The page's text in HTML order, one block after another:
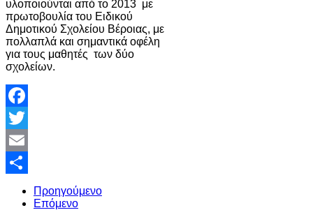
υλοποιούνται από το 2013 με
πρωτοβουλία του Ειδικού
Δημοτικού Σχολείου Βέροιας, με
πολλαπλά και σημαντικά οφέλη
για τους μαθητές των δύο
σχολείων.
Facebook
Twitter
Email
Share
Προηγούμενο
Επόμενο